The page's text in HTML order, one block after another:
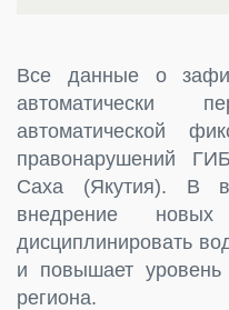
Все данные о
автоматически
автоматической
правонарушений
Саха (Якутия). В
внедрение новых
дисциплинировать
и повышает уровень
региона.